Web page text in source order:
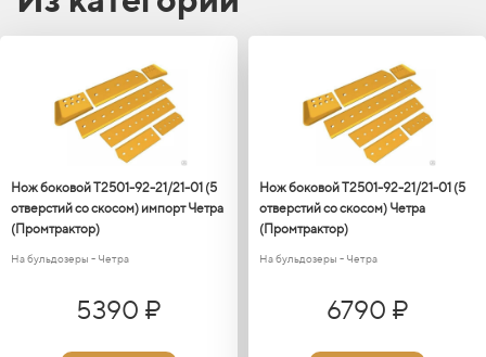
Нож боковой Т2501-92-21/21-01 (5
отверстий со скосом) импорт Четра
(Промтрактор)
На бульдозеры - Четра
5390 ₽
Нож боковой Т2501-92-21/21-01 (5
отверстий со скосом) Четра
(Промтрактор)
На бульдозеры - Четра
6790 ₽